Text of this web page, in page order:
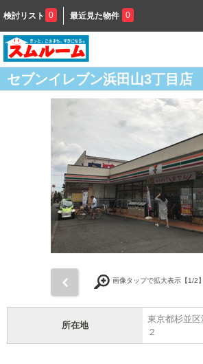
検討リスト 0 最近見た物件 0
セブンイレブン浜田山3丁目店
画像タップで拡大表示【1/2】
所在地
東京都杉並区
２